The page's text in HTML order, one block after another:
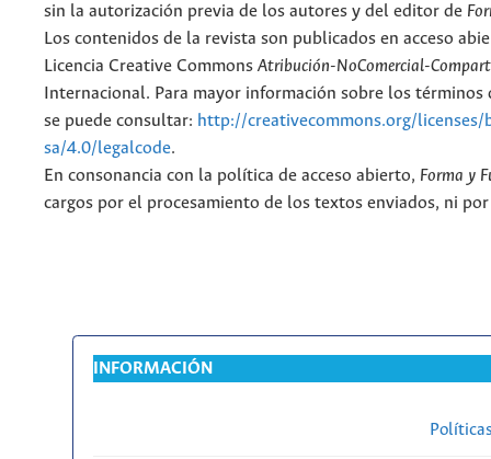
sin la autorización previa de los autores y del editor de
Los contenidos de la revista son publicados en acceso
Licencia Creative Commons Atribución-NoComercial-
Internacional. Para mayor información sobre los términos
se puede consultar: http://creativecommons.org/licenses/
sa/4.0/legalcode.
En consonancia con la política de acceso abierto, Forma y
cargos por el procesamiento de los textos enviados, ni
INFORMACIÓN